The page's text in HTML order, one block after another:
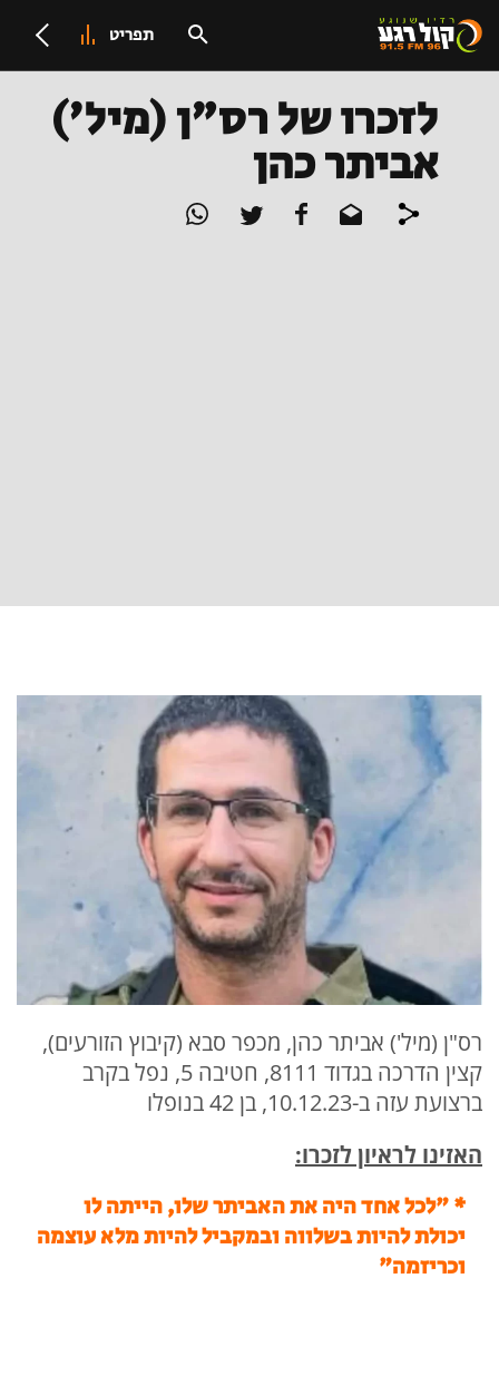
תפריט
לזכרו של רס"ן (מיל')
אביתר כהן
רס"ן (מיל') אביתר כהן, מכפר סבא (קיבוץ הזורעים),
קצין הדרכה בגדוד 8111, חטיבה 5, נפל בקרב
ברצועת עזה ב-10.12.23, בן 42 בנופלו
האזינו לראיון לזכרו:
*"לכל אחד היה את האביתר שלו, הייתה לו
יכולת להיות בשלווה ובמקביל להיות מלא עוצמה
וכריזמה"